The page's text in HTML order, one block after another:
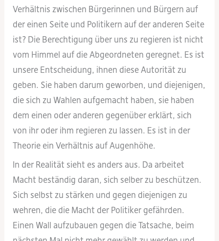
Verhältnis zwischen Bürgerinnen und Bürgern auf
der einen Seite und Politikern auf der anderen Seite
ist? Die Berechtigung über uns zu regieren ist nicht
vom Himmel auf die Abgeordneten geregnet. Es ist
unsere Entscheidung, ihnen diese Autorität zu
geben. Sie haben darum geworben, und diejenigen,
die sich zu Wahlen aufgemacht haben, sie haben
dem einen oder anderen gegenüber erklärt, sich
von ihr oder ihm regieren zu lassen. Es ist in der
Theorie ein Verhältnis auf Augenhöhe.
In der Realität sieht es anders aus. Da arbeitet
Macht beständig daran, sich selber zu beschützen.
Sich selbst zu stärken und gegen diejenigen zu
wehren, die die Macht der Politiker gefährden.
Einen Wall aufzubauen gegen die Tatsache, beim